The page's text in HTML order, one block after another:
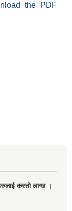
the PDF
कस्तो लाग्छ ।